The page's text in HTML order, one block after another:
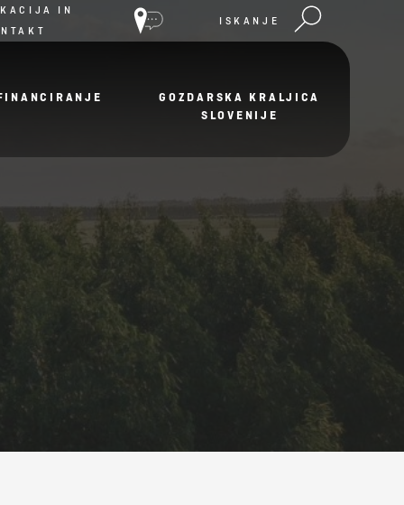
IN
ISKANJE
GOZDARSKA KRALJICA
SLOVENIJE